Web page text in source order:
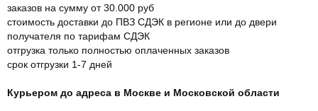
заказов на сумму от 30.000 руб
стоимость доставки до ПВЗ СДЭК в регионе или до двери
получателя по тарифам СДЭК
отгрузка только полностью оплаченных заказов
срок отгрузки 1-7 дней
Курьером до адреса в Москве и Московской области